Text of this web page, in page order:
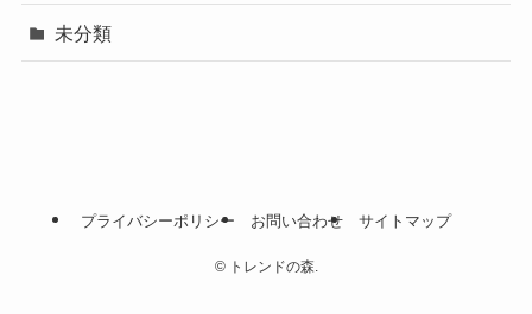
未分類
プライバシーポリシー お問い合わせ サイトマップ
©トレンドの森.